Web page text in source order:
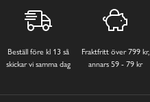
Beställ före kl 13 så
skickar vi samma dag
Fraktfritt över 799 kr,
annars 59 - 79 kr